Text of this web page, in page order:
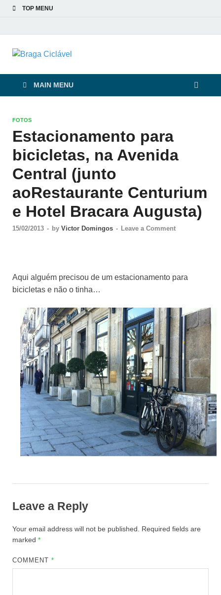
TOP MENU
Braga Ciclável
MAIN MENU
FOTOS
Estacionamento para
bicicletas, na Avenida
Central (junto
aoRestaurante Centurium
e Hotel Bracara Augusta)
15/02/2013 - by Victor Domingos - Leave a Comment
Aqui alguém precisou de um estacionamento para
bicicletas e não o tinha…
Leave a Reply
Your email address will not be published. Required fields are
marked *
COMMENT*